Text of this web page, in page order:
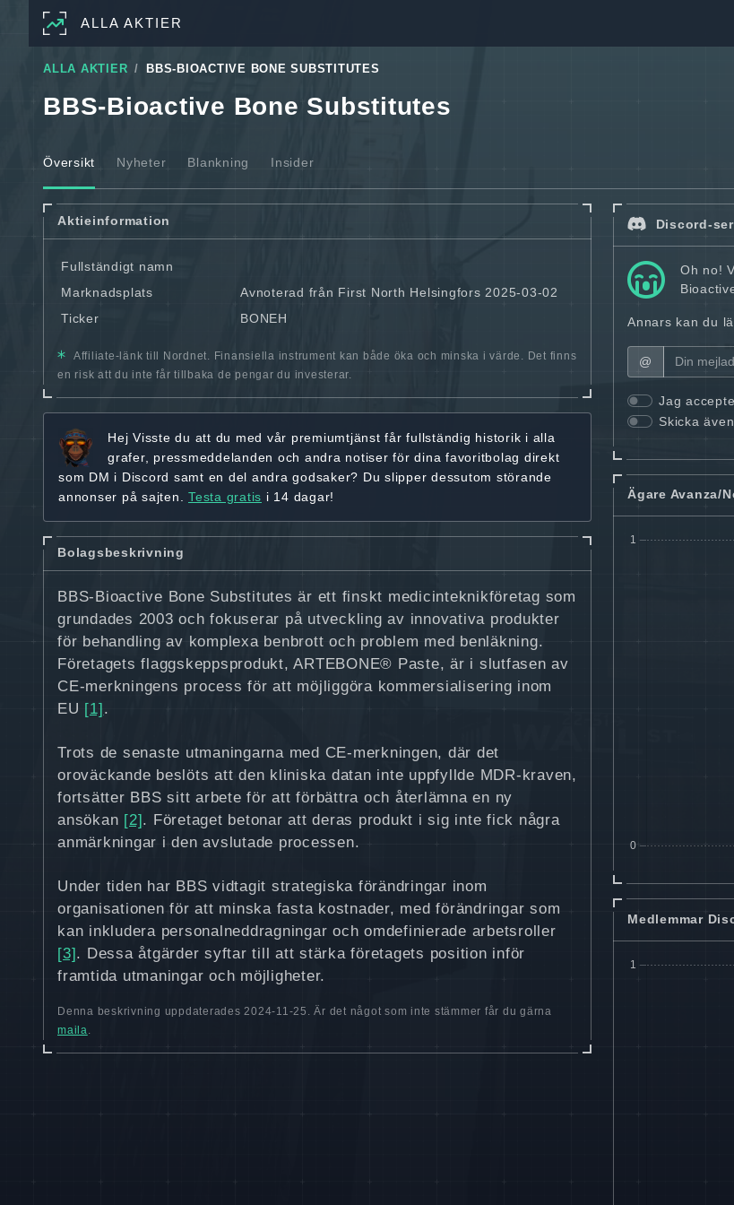
ALLA AKTIER
ALLA AKTIER BBS-BIOACTIVE BONE SUBSTITUTES
BBS-Bioactive Bone Substitutes
Översikt Nyheter Blankning Insider
Aktieinformation
Fullständigt namn
Marknadsplats
Avnoterad från First North Helsingfors 2025-03-02
Ticker
BONEH
Affiliate-länk till Nordnet. Finansiella instrument kan både öka och minska i värde. Det finns
en risk att du inte får tillbaka de pengar du investerar.
Hej Visste du att du med vår premiumtjänst fårfullständig historik i alla
grafer, pressmeddelanden och andra notiser för dina favoritbolag direkt
som DM i Discord samt en del andra godsaker? Du slipper dessutom störande
annonser på sajten. Testa gratis i 14 dagar!
Bolagsbeskrivning
BBS-Bioactive Bone Substitutes är ett finskt medicinteknikföretag som
grundades 2003 och fokuserar på utveckling av innovativa produkter
för behandling av komplexa benbrott och problem med benläkning.
Företagets flaggskeppsprodukt, ARTEBONE® Paste, är i slutfasen av
CE-merkningens process för att möjliggöra kommersialisering inom
EU [1] .
Trots de senaste utmaningarna med CE-merkningen, där det
oroväckande beslöts att den kliniska datan inte uppfyllde MDR-kraven,
fortsätter BBS sitt arbete för att förbättra och återlämna en ny
ansökan [2] . Företaget betonar att deras produkt i sig inte fick några
anmärkningar i den avslutade processen.
Under tiden har BBS vidtagit strategiska förändringar inom
organisationen för att minska fasta kostnader, med förändringar som
kan inkludera personalneddragningar och omdefinierade arbetsroller
[3] . Dessa åtgärder syftar till att stärka företagets position inför
framtida utmaningar och möjligheter.
Denna beskrivning uppdaterades 2024-11-25. Är det något som inte stämmer får du gärna
maila.
Discord-
Oh no!
Annars kan du
@
Jag
Skicka
Ägare Avanza/
Medlemmar